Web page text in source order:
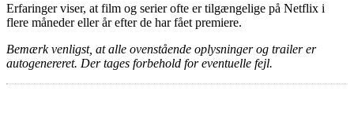
Erfaringer viser, at film og serier ofte er tilgængelige på Netflix i
flere måneder eller år efter de har fået premiere.
Bemærk venligst, at alle ovenstående oplysninger og trailer er
autogenereret. Der tages forbehold for eventuelle fejl.